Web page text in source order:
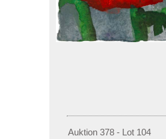
Auktion 378 - Lot 104